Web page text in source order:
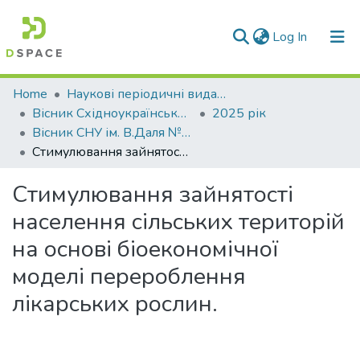
Log In (current)
Communities & Collections
All of DSpace
Statistics
Home
Наукові періодичні видання СНУ ім. В. Даля
Вісник Східноукраїнського національного університету імені В. Даля
2025 рік
Вісник СНУ ім. В.Даля № 6 (292) 2025
Стимулювання зайнятості населення сільських територій на основі біоекономічної моделі перероблення лікарських рослин.
Стимулювання зайнятості
населення сільських територій
на основі біоекономічної
моделі перероблення
лікарських рослин.